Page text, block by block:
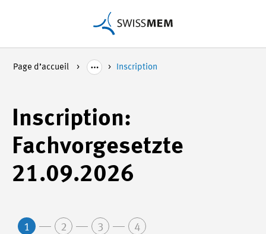
Page d’accueil Inscription
Inscription:
Fachvorgesetzte
21.09.2026
1 2 3 4